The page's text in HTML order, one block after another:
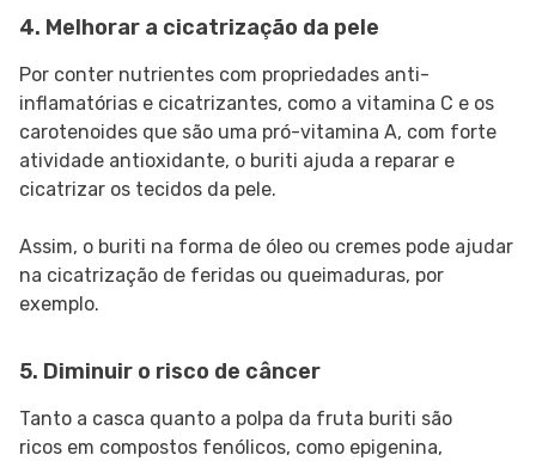
4. Melhorar a cicatrização da pele
Por conter nutrientes com propriedades anti-
inflamatórias e cicatrizantes, como a vitamina C e os
carotenoides que são uma pró-vitamina A, com forte
atividade antioxidante, o buriti ajuda a reparar e
cicatrizar os tecidos da pele.
Assim, o buriti na forma de óleo ou cremes pode ajudar
na cicatrização de feridas ou queimaduras, por
exemplo.
5. Diminuir o risco de câncer
Tanto a casca quanto a polpa da fruta buriti são
ricos em compostos fenólicos, como epigenina,